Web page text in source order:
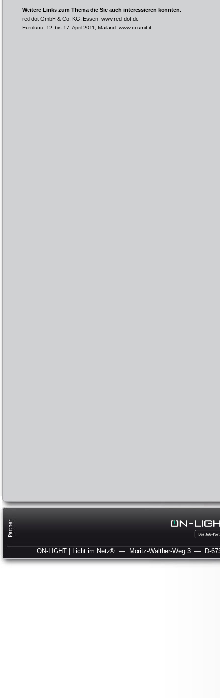
Weitere Links zum Thema die Sie auch interessieren könnten:
red dot GmbH & Co. KG, Essen: www.red-dot.de
Euroluce, 12. bis 17. April 2011, Mailand: www.cosmit.it
ON-LIGHT | Licht im Netz® — Moritz-Walther-Weg 3 — D-